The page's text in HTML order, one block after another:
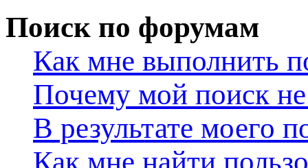
Поиск по форумам
Как мне выполнить
Почему мой поиск не
В результате моего